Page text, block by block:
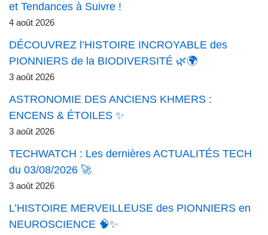
et Tendances à Suivre !
4 août 2026
DÉCOUVREZ l’HISTOIRE INCROYABLE des
PIONNIERS de la BIODIVERSITÉ 🌿🌍
3 août 2026
ASTRONOMIE DES ANCIENS KHMERS :
ENCENS & ÉTOILES ✨
3 août 2026
TECHWATCH : Les dernières ACTUALITÉS TECH
du 03/08/2026 🚀
3 août 2026
L’HISTOIRE MERVEILLEUSE des PIONNIERS en
NEUROSCIENCE 🧠✨